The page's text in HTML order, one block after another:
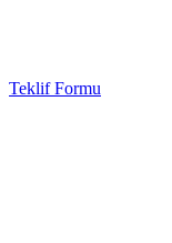
Teklif Formu